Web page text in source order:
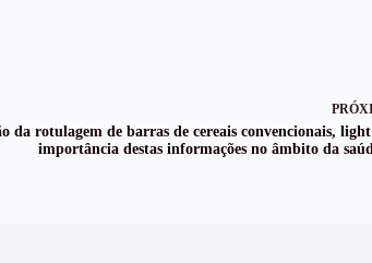
da rotulagem de barras de cereais convencionais,
importância destas informações no âmbito da